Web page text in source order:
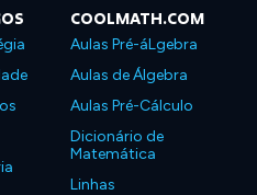
COOLMATH.COM
Aulas Pré-áLgebra
Aulas de Álgebra
Aulas Pré-Cálculo
Dicionário de
Matemática
Linhas